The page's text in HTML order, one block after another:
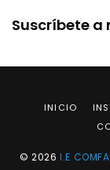
Suscríbete a
INICIO
© 2026I.E